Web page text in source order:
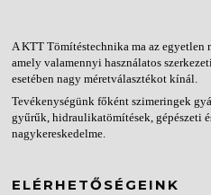
A KTT Tömítéstechnika ma az egyetlen
amely valamennyi használatos
esetében nagy méretválasztékot kínál.
Tevékenységünk főként szimeringek
gyűrűk, hidraulikatömítések, gépészeti
nagykereskedelme.
ELÉRHETŐSÉGEINK